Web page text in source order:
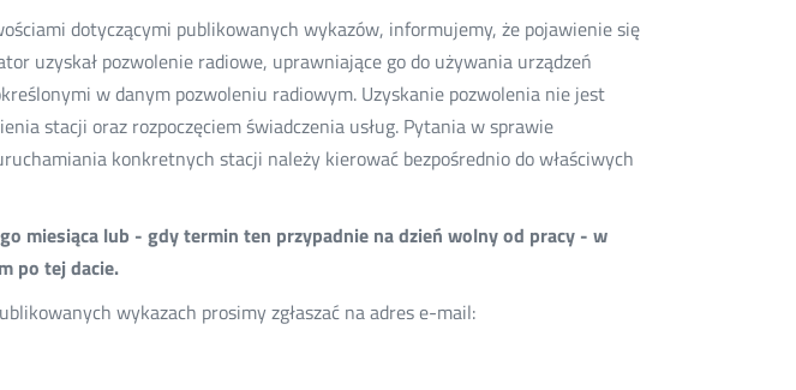
dotyczącymi publikowanych wykazów, informujemy, że pojawienie się
uzyskał pozwolenie radiowe, uprawniające go do używania urządzeń
w danym pozwoleniu radiowym. Uzyskanie pozwolenia nie jest
stacji oraz rozpoczęciem świadczenia usług. Pytania w sprawie
konkretnych stacji należy kierować bezpośrednio do właściwych
miesiąca lub - gdy termin ten przypadnie na dzień wolny od pracy - w
po tej dacie.
wykazach prosimy zgłaszać na adres e-mail: